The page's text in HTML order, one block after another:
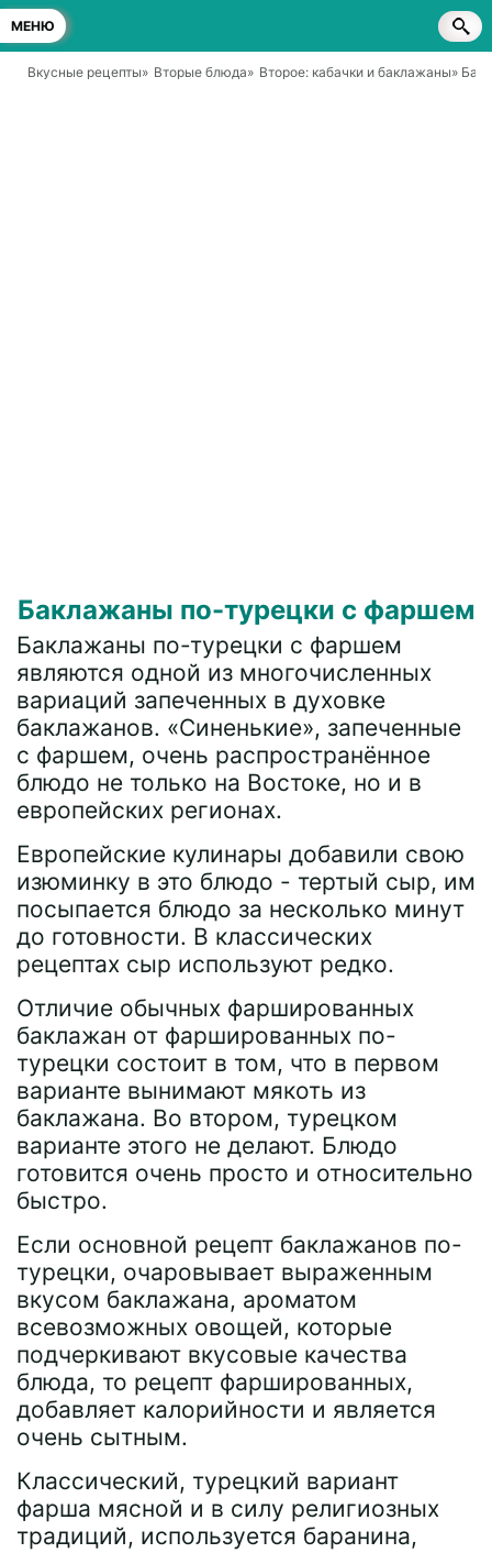
МЕНЮ
Вкусные рецепты» Вторые блюда» Второе: кабачки и баклажаны»
Баклажаны по-турецки с фаршем
Баклажаны по-турецки с фаршем
являются одной из многочисленных
вариаций запеченных в духовке
баклажанов. «Синенькие», запеченные
с фаршем, очень распространённое
блюдо не только на Востоке, но и в
европейских регионах.
Европейские кулинары добавили свою
изюминку в это блюдо - тертый сыр, им
посыпается блюдо за несколько минут
до готовности. В классических
рецептах сыр используют редко.
Отличие обычных фаршированных
баклажан от фаршированных по-
турецки состоит в том, что в первом
варианте вынимают мякоть из
баклажана. Во втором, турецком
варианте этого не делают. Блюдо
готовится очень просто и относительно
быстро.
Если основной рецепт баклажанов по-
турецки, очаровывает выраженным
вкусом баклажана, ароматом
всевозможных овощей, которые
подчеркивают вкусовые качества
блюда, то рецепт фаршированных,
добавляет калорийности и является
очень сытным.
Классический, турецкий вариант
фарша мясной и в силу религиозных
традиций, используется баранина,